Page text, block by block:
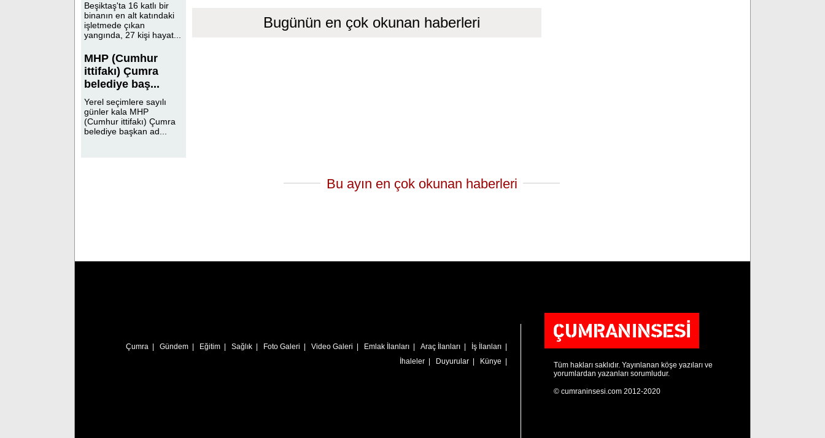
Beşiktaş'ta 16 katlı bir
binanın en alt katındaki
işletmede çıkan
yangında, 27 kişi hayat...
MHP (Cumhur
ittifakı) Çumra
belediye baş...
Yerel seçimlere sayılı
günler kala MHP
(Cumhur ittifakı) Çumra
belediye başkan ad...
Bugünün en çok okunan haberleri
Bu ayın en çok okunan haberleri
Çumra Gündem Eğitim Sağlık Foto Galeri Video Galeri Emlak İlanları Araç İlanları İş İlanları
İhaleler
Duyurular Künye
Tüm hakları saklıdır. Yayınlanan köşe yazıları ve
yorumlardan yazanları sorumludur.
© cumraninsesi.com 2012-2020